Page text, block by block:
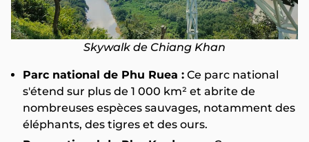
Skywalk de Chiang Khan
Parc national de Phu Ruea : Ce parc national
s'étend sur plus de 1 000 km² et abrite de
nombreuses espèces sauvages, notamment des
éléphants, des tigres et des ours.